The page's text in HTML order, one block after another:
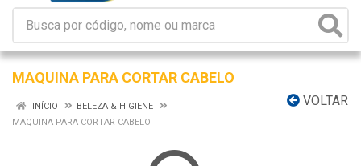
MAQUINA PARA CORTAR CABELO
VOLTAR
INÍCIO
BELEZA & HIGIENE
MAQUINA PARA CORTAR CABELO